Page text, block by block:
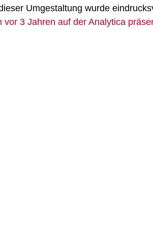
Umgestaltung wurde
3 Jahren auf der Analytica